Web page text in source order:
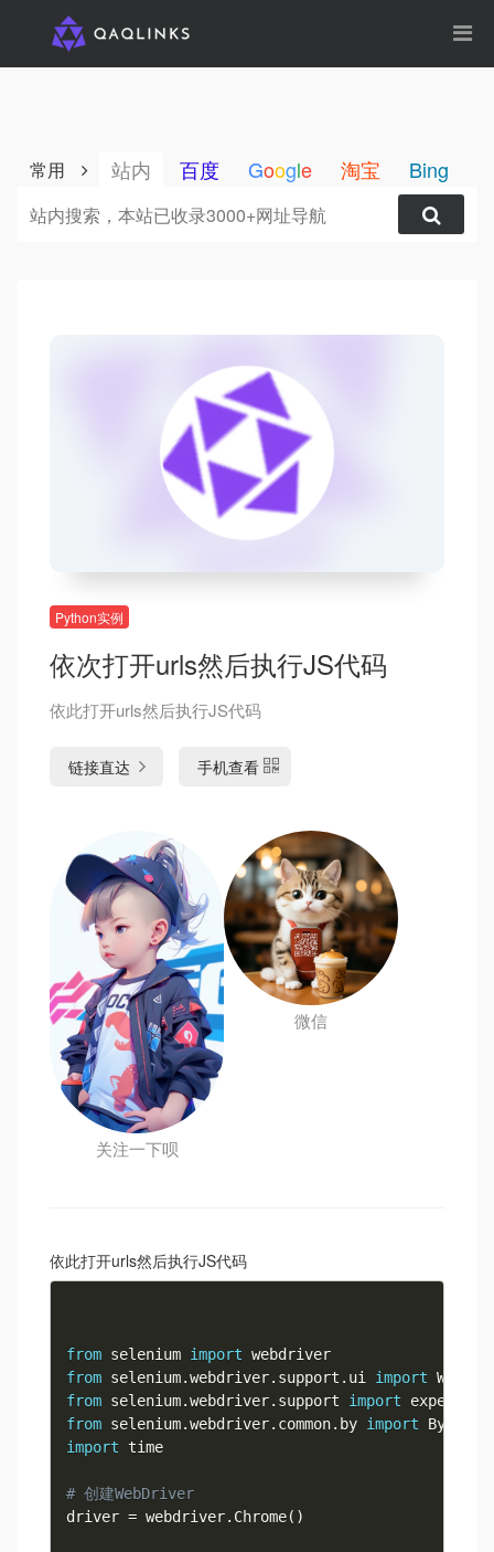
常用 站内 百度 Google 淘宝 Bing
Python实例
依次打开urls然后执行JS代码
依此打开urls然后执行JS代码
链接直达 手机查看
关注一下呗
微信
依此打开urls然后执行JS代码
from selenium import
from selenium.webdriver. support . ui import
from selenium.webdriver. support import
from selenium.webdriver. common. by import
import time
# 创建WebDriver
driver = webdriver. Chrome( )